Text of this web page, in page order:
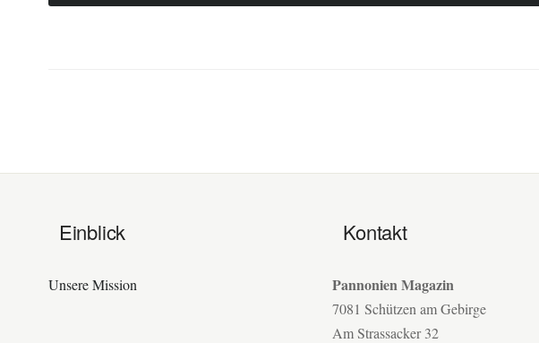
Einblick
Unsere Mission
Kontakt
Pannonien Magazin
7081 Schützen am Gebirge
Am Strassacker 32